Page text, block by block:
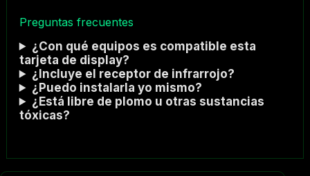
Preguntas frecuentes
¿Con qué equipos es compatible esta
tarjeta de display?
¿Incluye el receptor de infrarrojo?
¿Puedo instalarla yo mismo?
¿Está libre de plomo u otras sustancias
tóxicas?